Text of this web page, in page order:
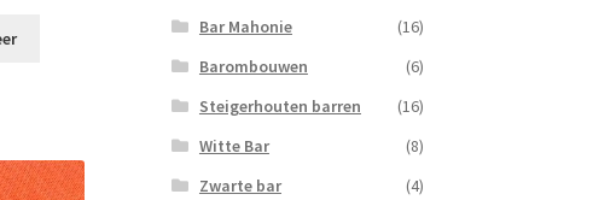
Bar Mahonie
(16)
Barombouwen
(6)
Steigerhouten barren
(16)
Witte Bar
(8)
Zwarte bar
(4)